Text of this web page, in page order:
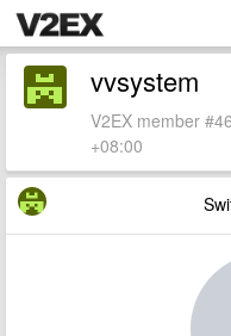
vvsystem
V2EX member
+08:00